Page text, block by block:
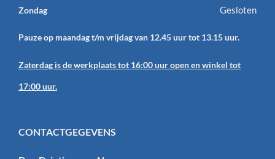
Zondag Gesloten
Pauze op maandag t/m vrijdag van 12.45 uur tot 13.15 uur.
Zaterdag is de werkplaats tot 16:00 uur open en winkel tot
17:00 uur.
CONTACTGEGEVENS